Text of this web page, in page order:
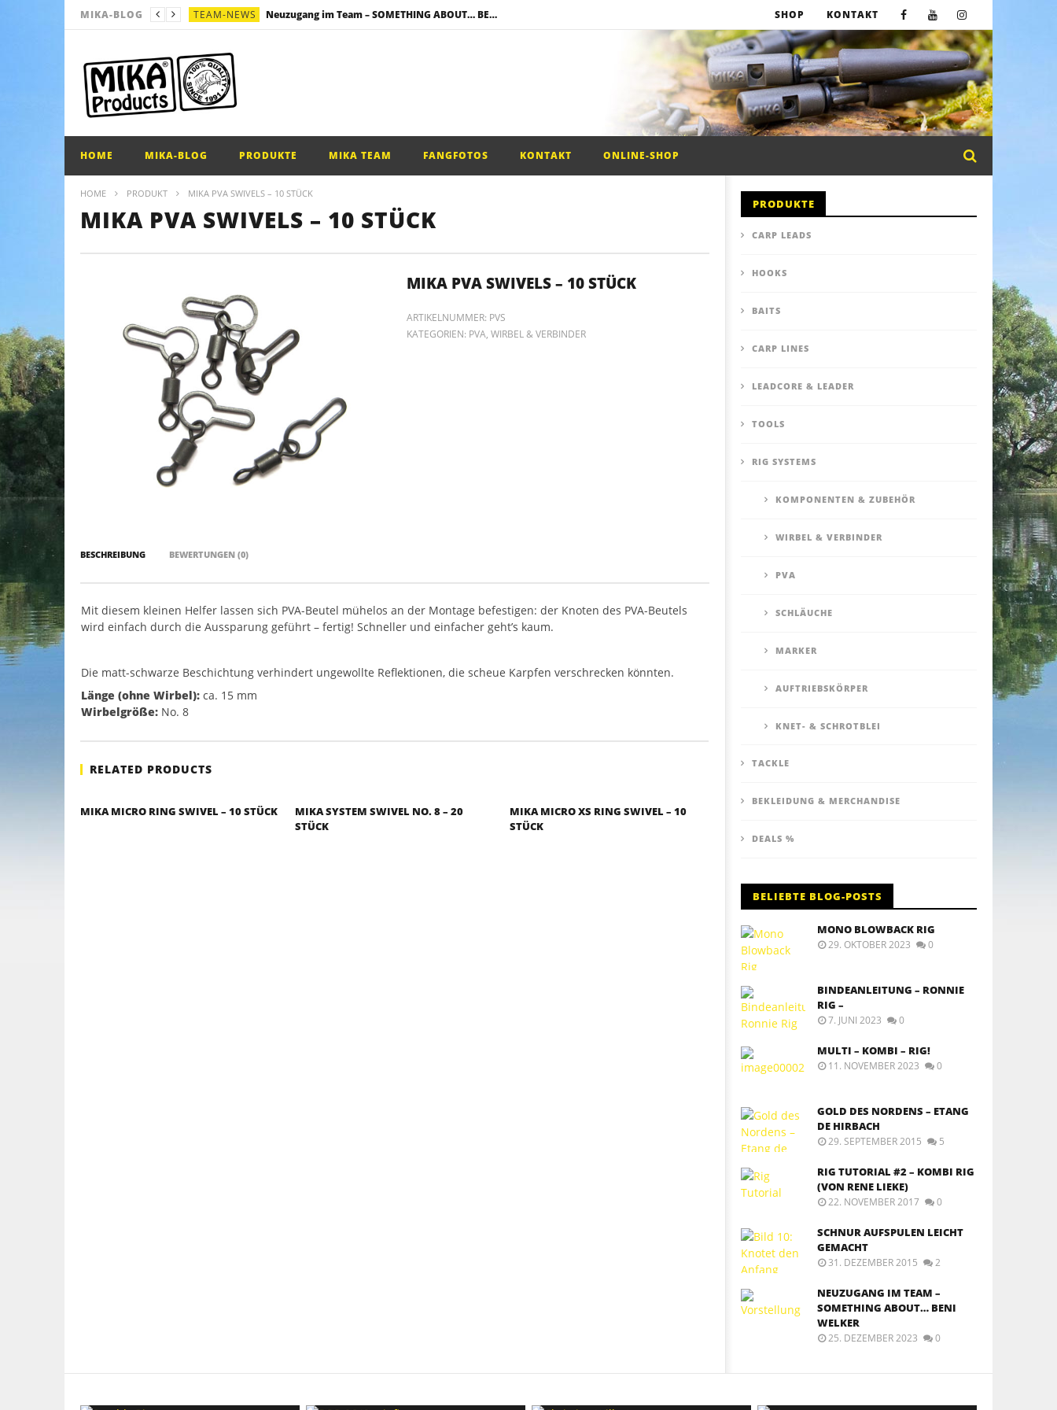
MIKA-BLOG TEAM-NEWS Neuzugang im Team – SOMETHING ABOUT… BENI WELKER
SONSTIGES
SONSTIGES
TEAM-NEWS
SHOP KONTAKT
HOME MIKA-BLOG PRODUKTE MIKA TEAM FANGFOTOS KONTAKT ONLINE-SHOP
HOME PRODUKT MIKA PVA SWIVELS – 10 STÜCK
MIKA PVA SWIVELS – 10 STÜCK
MIKA PVA SWIVELS – 10 STÜCK
ARTIKELNUMMER: PVS
KATEGORIEN: PVA, WIRBEL & VERBINDER
BESCHREIBUNG BEWERTUNGEN (0)
Mit diesem kleinen Helfer lassen sich PVA-Beutel mühelos an der Montage befestigen: der Knoten des PVA-Beutels
wird einfach durch die Aussparung geführt – fertig! Schneller und einfacher geht’s kaum.
Die matt-schwarze Beschichtung verhindert ungewollte Reflektionen, die scheue Karpfen verschrecken könnten.
Länge (ohne Wirbel): ca. 15 mm
Wirbelgröße:No. 8
RELATED PRODUCTS
MIKA MICRO RING SWIVEL – 10 STÜCK
MIKA SYSTEM SWIVEL NO. 8 – 20
STÜCK
MIKA MICRO XS RING SWIVEL – 10
STÜCK
PRODUKTE
CARP LEADS
HOOKS
BAITS
CARP LINES
LEADCORE & LEADER
TOOLS
RIG SYSTEMS
KOMPONENTEN & ZUBEHÖR
WIRBEL & VERBINDER
PVA
SCHLÄUCHE
MARKER
AUFTRIEBSKÖRPER
KNET- & SCHROTBLEI
TACKLE
BEKLEIDUNG & MERCHANDISE
DEALS %
BELIEBTE BLOG-POSTS
MONO BLOWBACK RIG
29. OKTOBER 2023 0
BINDEANLEITUNG – RONNIE
RIG –
7. JUNI 2023 0
MULTI – KOMBI – RIG!
11. NOVEMBER 2023 0
GOLD DES NORDENS – ETANG
DE HIRBACH
29. SEPTEMBER 2015 5
RIG TUTORIAL #2 – KOMBI RIG
(VON RENE LIEKE)
22. NOVEMBER 2017 0
SCHNUR AUFSPULEN LEICHT
GEMACHT
31. DEZEMBER 2015 2
NEUZUGANG IM TEAM –
SOMETHING ABOUT… BENI
WELKER
25. DEZEMBER 2023 0